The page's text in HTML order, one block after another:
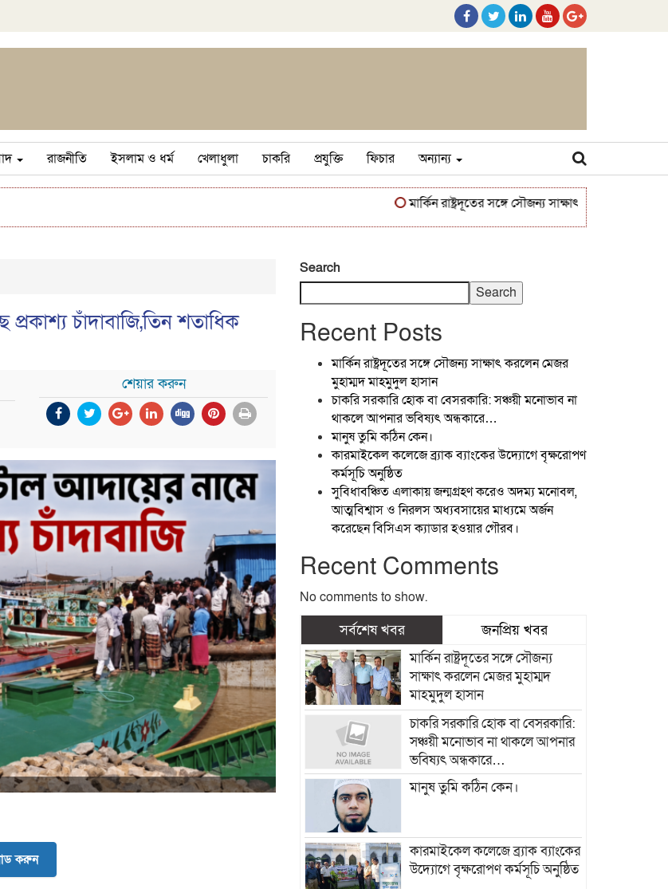
রাজনীতি ইসলাম ও ধর্ম খেলাধুলা চাকরি প্রযুক্তি ফিচার অন্যান্য
মার্কিন রাষ্ট্রদূতের সঙ্গে সৌজন্য সাক্ষাৎ করলেন মেজর মুহাম্মদ
চাঁদাবাজি,তিন শতাধিক
শেয়ার করুন
করুন
Search
Search
Recent Posts
মার্কিন রাষ্ট্রদূতের সঙ্গে সৌজন্য সাক্ষাৎ করলেন মেজর
মুহাম্মদ মাহমুদুল হাসান
চাকরি সরকারি হোক বা বেসরকারি: সঞ্চয়ী মনোভাব না
থাকলে আপনার ভবিষ্যৎ অন্ধকারে…
মানুষ তুমি কঠিন কেন।
কারমাইকেল কলেজে ব্র্যাক ব্যাংকের উদ্যোগে বৃক্ষরোপণ
কর্মসূচি অনুষ্ঠিত
সুবিধাবঞ্চিত এলাকায় জন্মগ্রহণ করেও অদম্য মনোবল,
আত্মবিশ্বাস ও নিরলস অধ্যবসায়ের মাধ্যমে অর্জন
করেছেন বিসিএস ক্যাডার হওয়ার গৌরব।
Recent Comments
No comments to show.
সর্বশেষ খবর জনপ্রিয় খবর
মার্কিন রাষ্ট্রদূতের সঙ্গে সৌজন্য
সাক্ষাৎ করলেন মেজর মুহাম্মদ
মাহমুদুল হাসান
চাকরি সরকারি হোক বা বেসরকারি:
সঞ্চয়ী মনোভাব না থাকলে আপনার
ভবিষ্যৎ অন্ধকারে…
মানুষ তুমি কঠিন কেন।
কারমাইকেল কলেজে ব্র্যাক ব্যাংকের
উদ্যোগে বৃক্ষরোপণ কর্মসূচি অনুষ্ঠিত